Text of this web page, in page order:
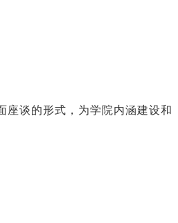
座谈的形式，为学院内涵建设和